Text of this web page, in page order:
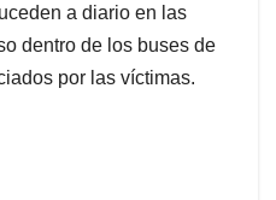
a diario en las
dentro de los buses de
por las víctimas.